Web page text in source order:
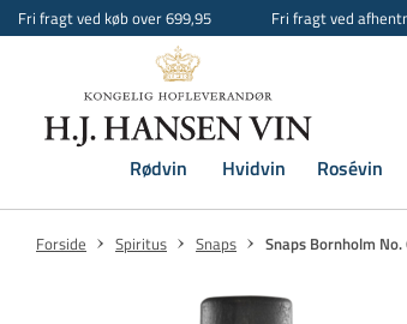
Fri fragt ved køb over 699,95 Fri fragt ved
Rødvin Hvidvin Rosévin
Forside Spiritus Snaps Snaps Bornholm